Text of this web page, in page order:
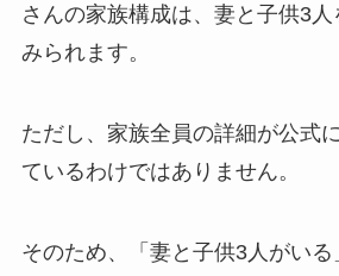
さんの家族構成は、妻と子供3人
みられます。
ただし、家族全員の詳細が公式
ているわけではありません。
そのため、「妻と子供3人がい